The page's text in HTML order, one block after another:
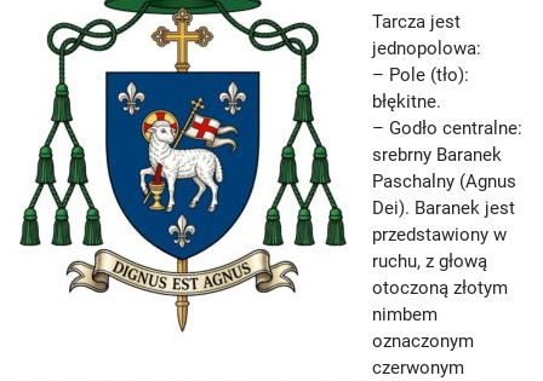
Tarcza jest
jednopolowa:
– Pole (tło):
błękitne.
– Godło centralne:
srebrny Baranek
Paschalny (Agnus
Dei). Baranek jest
przedstawiony w
ruchu, z głową
otoczoną złotym
nimbem
oznaczonym
czerwonym